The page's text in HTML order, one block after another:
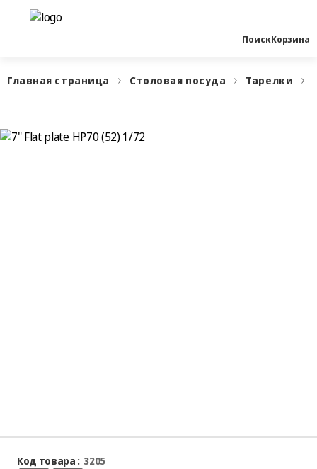
ПоискКорзина
Главная страница Столовая посуда Тарелки
Код товара : 3205